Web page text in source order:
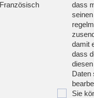
Französisch
dass
damit
dass
Daten
Sie